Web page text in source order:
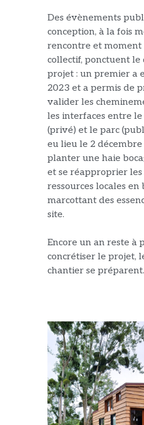
Des évènements
conception, à la fois
rencontre et moment
collectif, ponctuent le
projet : un premier a
2023 et a permis de
valider les
les interfaces entre
(privé) et le parc
eu lieu le 2
planter une haie
et se réapproprier
ressources locales
marcottant des
site.
Encore un an reste à
concrétiser le projet,
chantier se préparent.